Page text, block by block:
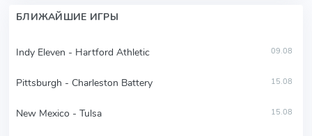
БЛИЖАЙШИЕ ИГРЫ
Indy Eleven - Hartford Athletic 09.08
Pittsburgh - Charleston Battery 15.08
New Mexico - Tulsa 15.08